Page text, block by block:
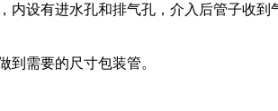
设有进水孔和排气孔，介入后管子收
到需要的尺寸包装管。